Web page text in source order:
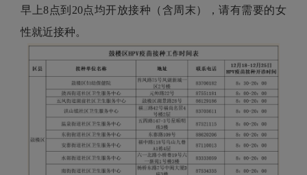
早上8点到20点均开放接种（含周末），请有需要的女
性就近接种。